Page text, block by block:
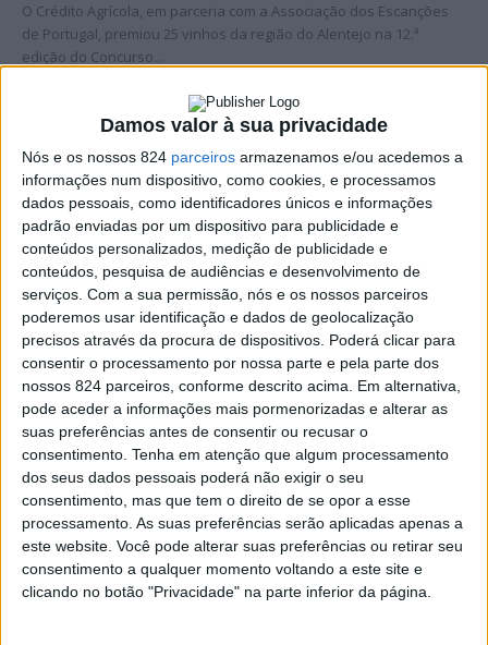
Damos valor à sua privacidade
Nós e os nossos 824 parceiros armazenamos e/ou acedemos a
informações num dispositivo, como cookies, e processamos
dados pessoais, como identificadores únicos e informações
padrão enviadas por um dispositivo para publicidade e
conteúdos personalizados, medição de publicidade e
conteúdos, pesquisa de audiências e desenvolvimento de
serviços. Com a sua permissão, nós e os nossos parceiros
poderemos usar identificação e dados de geolocalização
precisos através da procura de dispositivos. Poderá clicar para
consentir o processamento por nossa parte e pela parte dos
nossos 824 parceiros, conforme descrito acima. Em alternativa,
pode aceder a informações mais pormenorizadas e alterar as
suas preferências antes de consentir ou recusar o
consentimento. Tenha em atenção que algum processamento
dos seus dados pessoais poderá não exigir o seu
consentimento, mas que tem o direito de se opor a esse
processamento. As suas preferências serão aplicadas apenas a
este website. Você pode alterar suas preferências ou retirar seu
consentimento a qualquer momento voltando a este site e
clicando no botão "Privacidade" na parte inferior da página.
O Crédito Agrícola, em parceria com a Associação dos Escanções
de Portugal, premiou 25 vinhos da região do Alentejo na 12.ª
edição do Concurso...
“Dias Incríveis” da A MatosCar regressam a
Portalegre
Inês Ribeiro 12 de Novembro, 2025
Portalegre está em contagem decrescente para receber, de dia 20
a 23 de Novembro, a nova edição dos “Dias Incríveis” da A
MatosCar. Os “Dias...